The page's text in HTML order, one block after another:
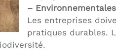
– Environnementales
Les entreprises
pratiques durables.